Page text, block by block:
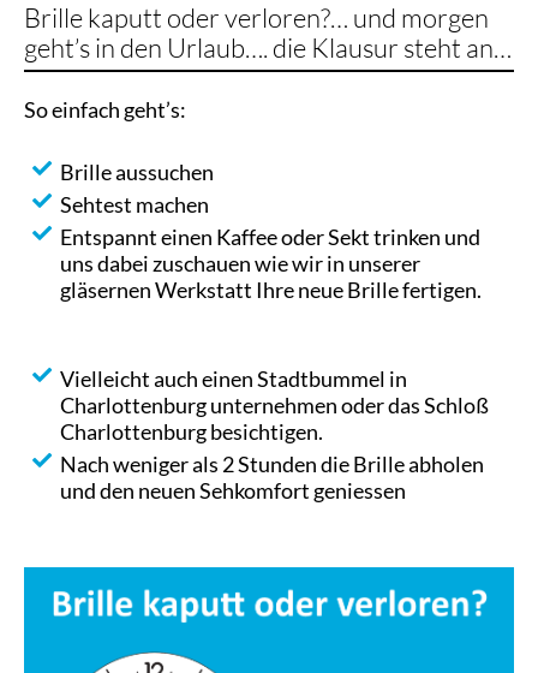
Brille kaputt oder verloren?… und morgen
geht’s in den Urlaub…. die Klausur steht an…
So einfach geht’s:
Brille aussuchen
Sehtest machen
Entspannt einen Kaffee oder Sekt trinken und
uns dabei zuschauen wie wir in unserer
gläsernen Werkstatt Ihre neue Brille fertigen.
Vielleicht auch einen Stadtbummel in
Charlottenburg unternehmen oder das Schloß
Charlottenburg besichtigen.
Nach weniger als 2 Stunden die Brille abholen
und den neuen Sehkomfort geniessen